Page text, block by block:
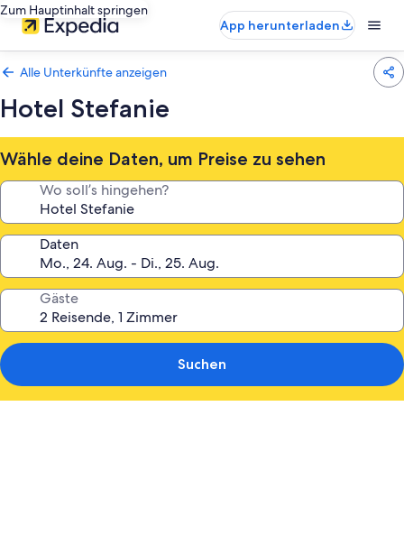
Zum Hauptinhalt springen
App herunterladen
Alle Unterkünfte anzeigen
Hotel Stefanie
Wähle deine Daten, um Preise zu sehen
Wo soll’s hingehen?
Daten
Gäste
Suchen